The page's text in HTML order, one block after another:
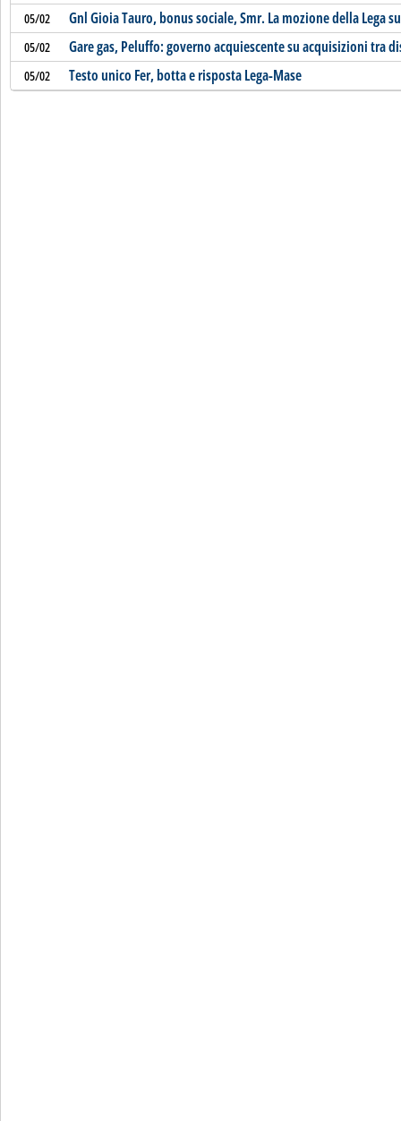
05/02 Gnl Gioia Tauro, bonus sociale, Smr. La mozione della Lega
05/02 Gare gas, Peluffo: governo acquiescente su acquisizioni tra
05/02 Testo unico Fer, botta e risposta Lega-Mase